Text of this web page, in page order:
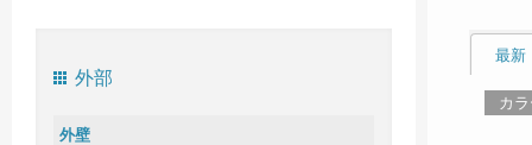
外部
外壁
最新
カ